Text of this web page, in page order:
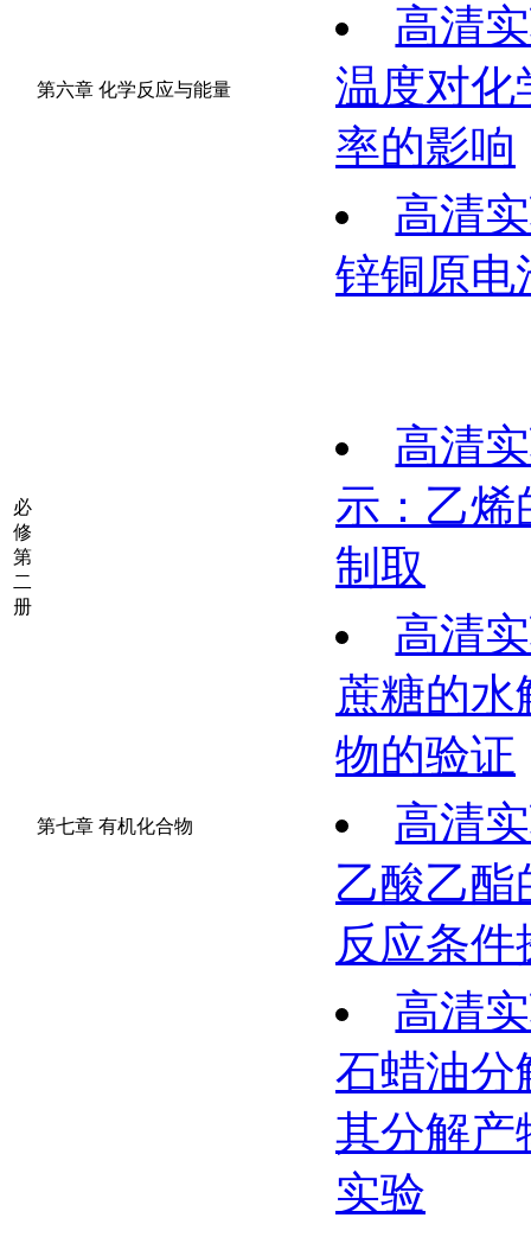
必
修
第
二
册
第六章 化学反应与能量
高清
温度对化
率的影响
高清
锌铜原电
第七章 有机化合物
高清
示：乙烯
制取
高清
蔗糖的水
物的验证
高清
乙酸乙酯
反应条件
高清
石蜡油分
其分解产
实验